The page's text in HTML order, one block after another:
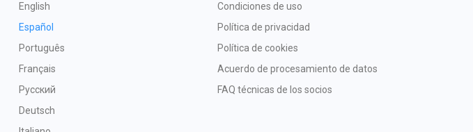
English
Español
Português
Français
Русский
Deutsch
Condiciones de uso
Política de privacidad
Política de cookies
Acuerdo de procesamiento de datos
FAQ técnicas de los socios